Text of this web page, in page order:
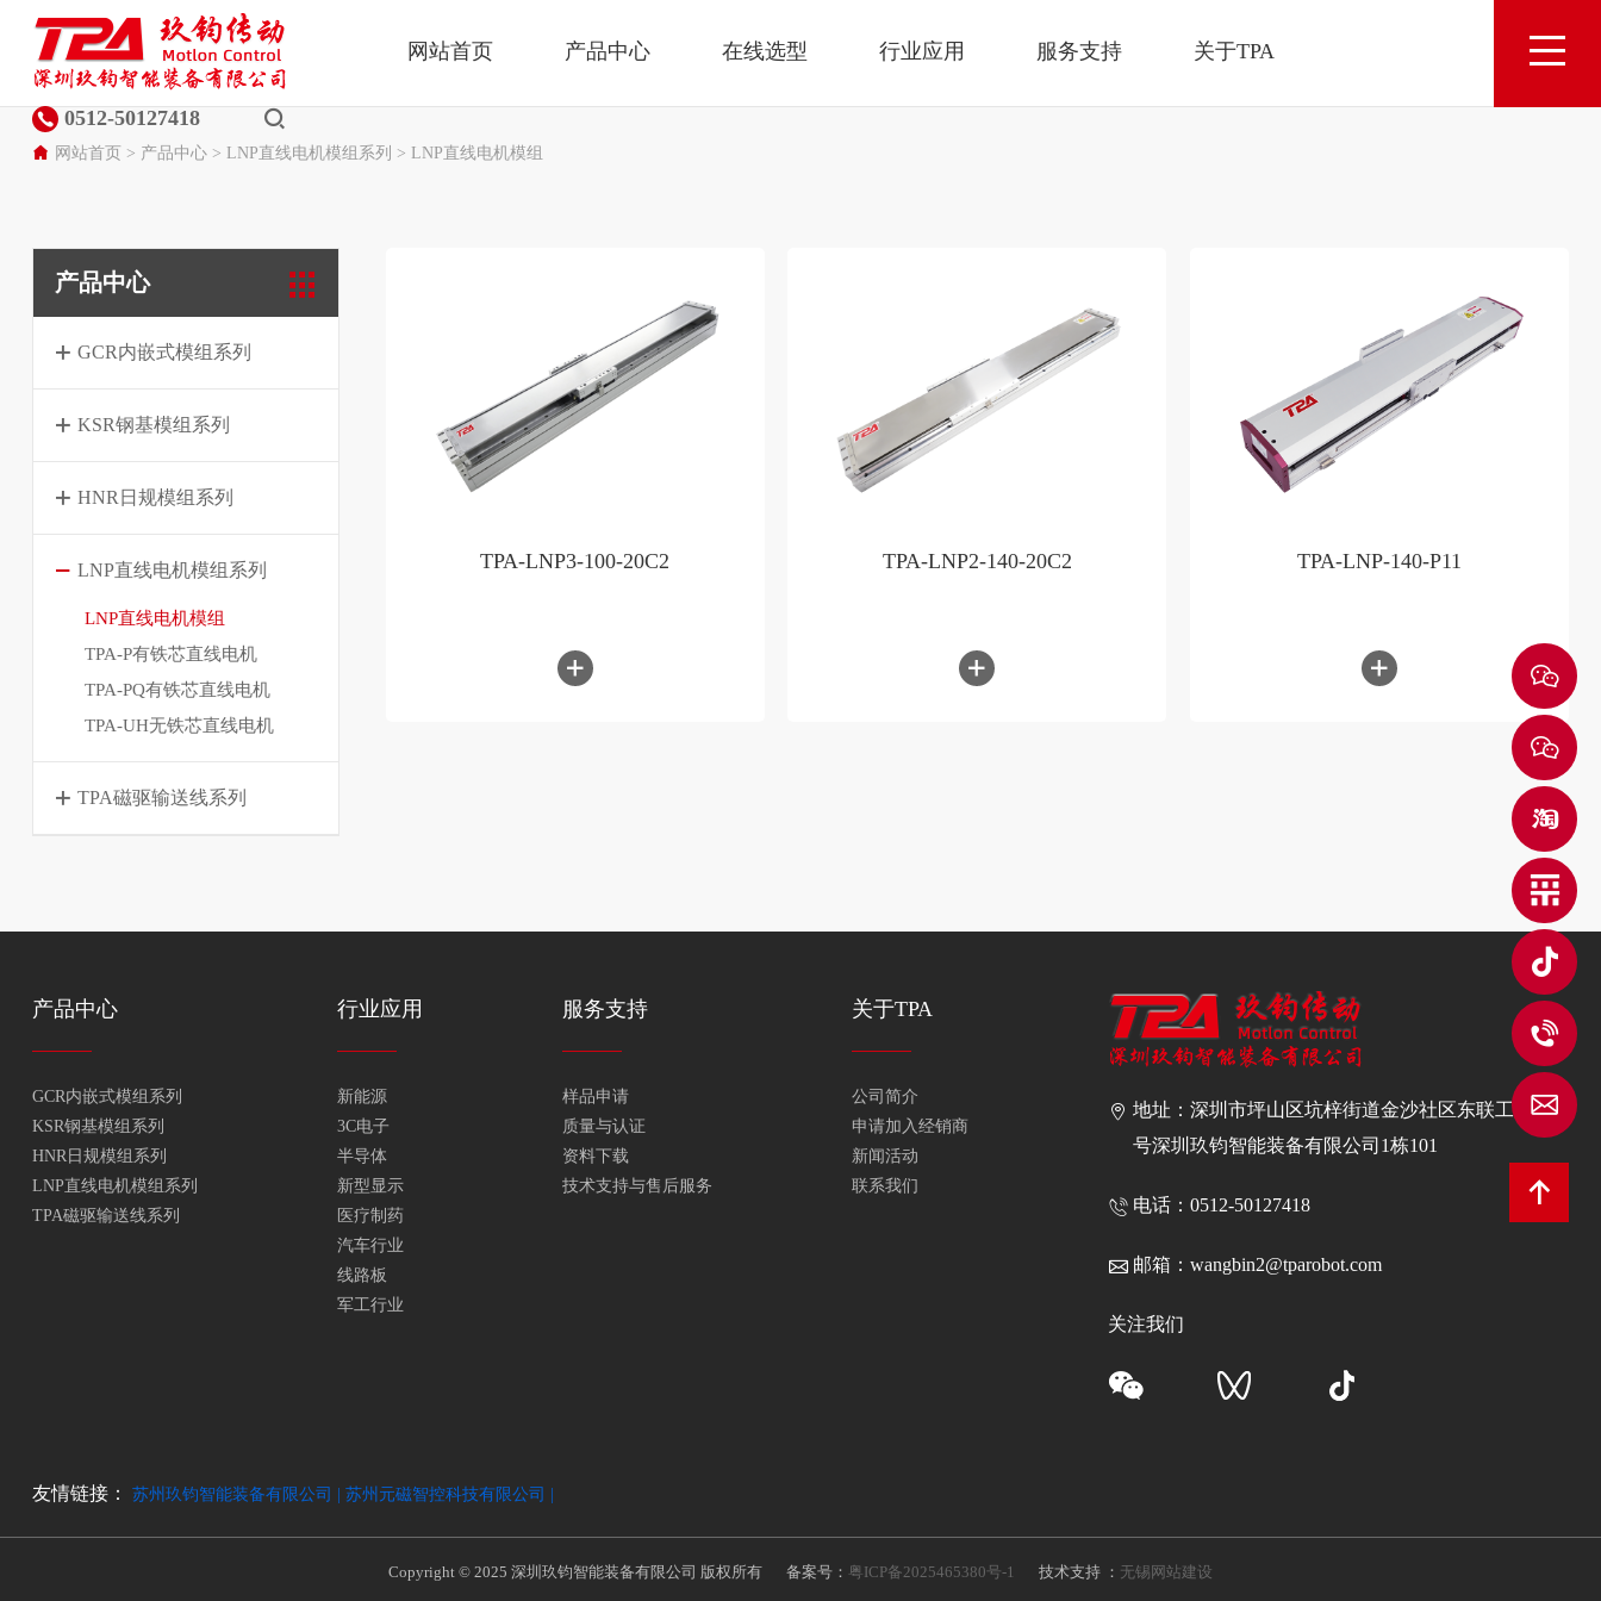
网站首页 产品中心 在线选型 行业应用 服务支持 关于TPA
0512-50127418
网站首页 > 产品中心> LNP直线电机模组系列 > LNP直线电机模组
产品中心
GCR内嵌式模组系列
KSR钢基模组系列
HNR日规模组系列
LNP直线电机模组系列
LNP直线电机模组
TPA-P有铁芯直线电机
TPA-PQ有铁芯直线电机
TPA-UH无铁芯直线电机
TPA磁驱输送线系列
TPA-LNP3-100-20C2 TPA-LNP2-140-20C2 TPA-LNP-140-P11
产品中心
GCR内嵌式模组系列
KSR钢基模组系列
HNR日规模组系列
LNP直线电机模组系列
TPA磁驱输送线系列
行业应用
新能源
3C电子
半导体
新型显示
医疗制药
汽车行业
线路板
军工行业
服务支持
样品申请
质量与认证
资料下载
技术支持与售后服务
关于TPA
公司简介
申请加入经销商
新闻活动
联系我们
地址：深圳市坪山区坑梓街道金沙社区东联工业区5
号深圳玖钧智能装备有限公司1栋101
电话：0512-50127418
邮箱：wangbin2@tparobot.com
关注我们
友情链接： 苏州玖钧智能装备有限公司 | 苏州元磁智控科技有限公司 |
Copyright © 2025 深圳玖钧智能装备有限公司 版权所有 备案号： 粤ICP备2025465380号-1 技术支持 ： 无锡网站建设